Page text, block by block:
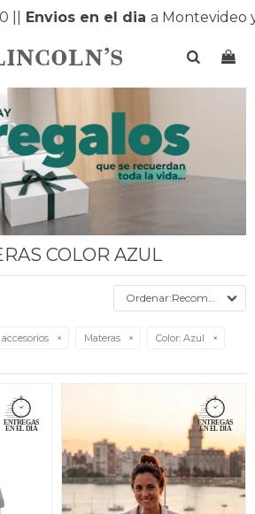
Envios en el diaa Montevideo y
COLOR AZUL
Recomendados
Materas Color: Azul